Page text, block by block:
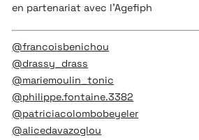
en partenariat avec l’Agefiph
@francoisbenichou
@drassy_drass
@mariemoulin_tonic
@philippe.fontaine.3382
@patriciacolombobeyeler
@alicedavazoglou